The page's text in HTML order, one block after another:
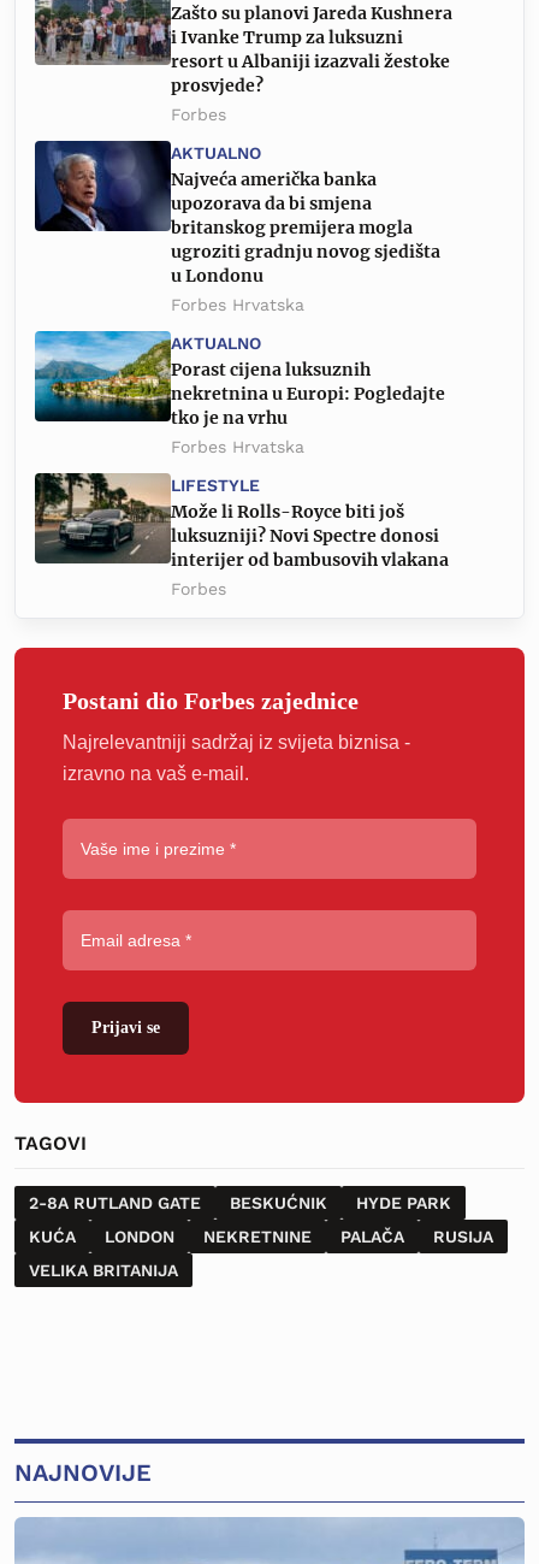
Zašto su planovi Jareda Kushnera
i Ivanke Trump za luksuzni
resort u Albaniji izazvali žestoke
prosvjede?
Forbes
AKTUALNO
Najveća američka banka
upozorava da bi smjena
britanskog premijera mogla
ugroziti gradnju novog sjedišta
u Londonu
Forbes Hrvatska
AKTUALNO
Porast cijena luksuznih
nekretnina u Europi: Pogledajte
tko je na vrhu
Forbes Hrvatska
LIFESTYLE
Može li Rolls-Royce biti još
luksuzniji? Novi Spectre donosi
interijer od bambusovih vlakana
Forbes
Postani dio Forbes zajednice
Najrelevantniji sadržaj iz svijeta biznisa -
izravno na vaš e-mail.
Prijavi se
TAGOVI
2-8A RUTLAND GATE BESKUĆNIK
HYDE PARK
KUĆA
LONDON NEKRETNINE PALAČA
RUSIJA
VELIKA BRITANIJA
NAJNOVIJE